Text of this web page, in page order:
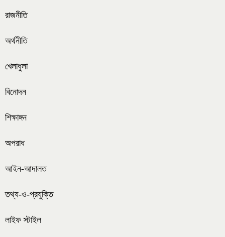
রাজনীতি
অর্থনীতি
খেলাধুলা
বিনোদন
শিক্ষাঙ্গন
অপরাধ
আইন-আদালত
তথ্য-ও-প্রযুক্তি
লাইফ স্টাইল